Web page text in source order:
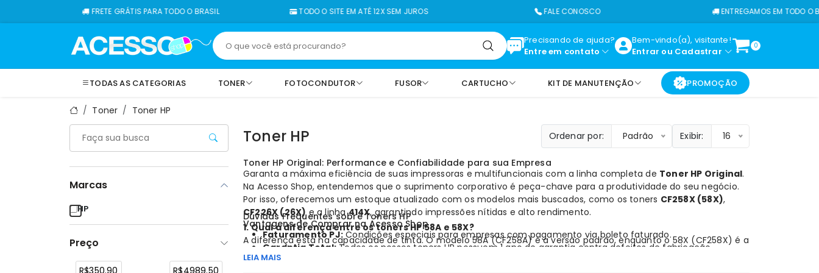
FRETE GRÁTIS PARA TODO O BRASIL TODO O SITE EM ATÉ 12X SEM JUROS FALE CONOSCO ENTREGAMOS EM TODO O BRASIL
Precisando de ajuda?
Entre em contato
Bem-vindo(a), visitante!
Entrar ou Cadastrar
0
TODAS AS CATEGORIAS TONER FOTOCONDUTOR FUSOR CARTUCHO KIT DE MANUTENÇÃO PROMOÇÃO
Toner Toner HP
Marcas
HP
Preço
Toner HP Ordenar por: Padrão Exibir: 16
Toner HP Original: Performance e Confiabilidade para sua Empresa
Garanta a máxima eficiência de suas impressoras e multifuncionais com a linha completa de Toner HP Original.
Na Acesso Shop, entendemos que o suprimento corporativo é peça-chave para a produtividade do seu negócio.
Por isso, oferecemos um estoque atualizado com os modelos mais buscados, como os toners CF258X (58X),
CF226X (26X)e a linha414X, garantindo impressões nítidas e alto rendimento.
Vantagens de Comprar na Acesso Shop
Faturamento PJ: Condições especiais para empresas com pagamento via boleto faturado.
Garantia Total: Todos os nossos toners HP possuem 1 ano de garantia contra defeitos de fabricação.
Pronta Entrega:
Dúvidas Frequentes sobre Toners HP
1. Qual a diferença entre os toners HP 58A e 58X?
A diferença está na capacidade de tinta. O modelo 58A (CF258A) é a versão padrão, enquanto o 58X (CF258X) é a
versão de alto rendimento, capaz de imprimir até 3 vezes mais páginas, sendo o preferido para uso corporativo
LEIA MAIS